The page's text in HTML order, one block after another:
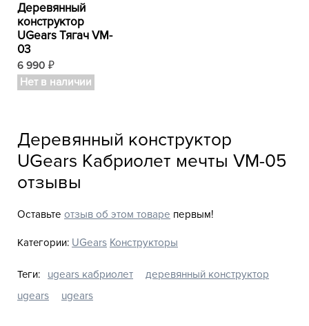
Деревянный
конструктор
UGears Тягач VM-
03
6 990 ₽
Нет в наличии
Деревянный конструктор
UGears Кабриолет мечты VM-05
отзывы
Оставьте отзыв об этом товаре первым!
Категории: UGears Конструкторы
Теги: ugears кабриолет
деревянный конструктор
ugears
ugears